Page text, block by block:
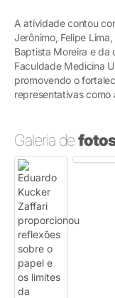
A atividade contou
Jerônimo, Felipe
Baptista Moreira e da
Faculdade Medicina
promovendo o
representativas como
Galeria de